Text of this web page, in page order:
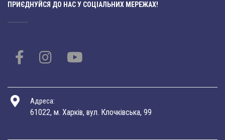
ПРИЄДНУЙСЯ ДО НАС У СОЦІАЛЬНИХ МЕРЕЖАХ!
Адреса:
61022, м. Харків, вул. Клочківська, 99